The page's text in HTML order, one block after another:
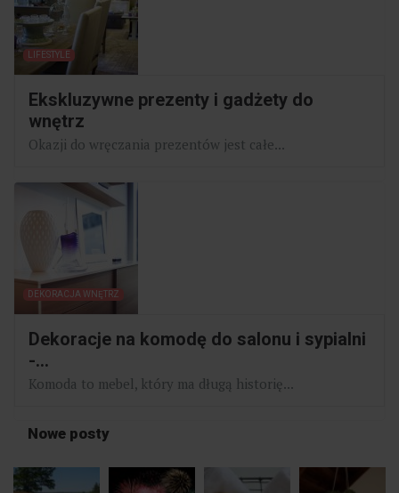
LIFESTYLE
Ekskluzywne prezenty i gadżety do
wnętrz
Okazji do wręczania prezentów jest całe...
DEKORACJA WNĘTRZ
Dekoracje na komodę do salonu i sypialni
-...
Komoda to mebel, który ma długą historię...
Nowe posty